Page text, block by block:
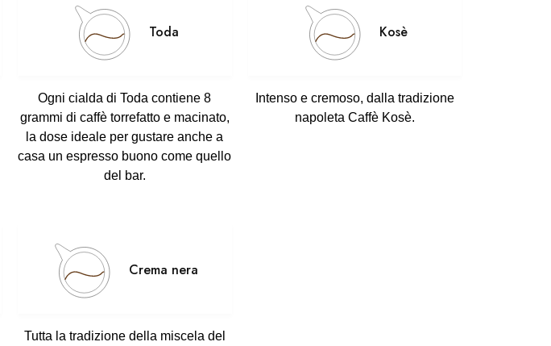
Toda
Ogni cialda diToda contiene 8
grammi di caffè torrefatto e macinato,
la dose ideale per gustare anche a
casa un espresso buono come quello
del bar.
Kosè
Intenso e cremoso, dalla tradizione
napoleta Caffè Kosè.
Crema nera
Tutta la tradizione della miscela del